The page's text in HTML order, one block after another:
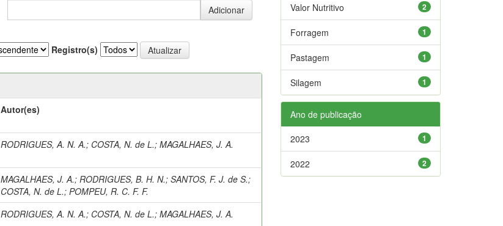
Registro(s)
Autor(es)
RODRIGUES, A. N. A.; COSTA, N. de L.;MAGALHAES, J. A.
MAGALHAES, J. A.; RODRIGUES, B. H. N.;SANTOS, F. J. de S.;
COSTA, N. de L.;POMPEU, R. C. F. F.
RODRIGUES, A. N. A.; COSTA, N. de L.;MAGALHAES, J. A.
2
Valor Nutritivo
1
Forragem
1
Pastagem
1
Silagem
Ano de publicação
1
2023
2
2022